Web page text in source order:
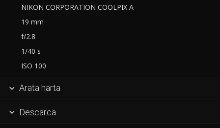
NIKON CORPORATION COOLPIX A
19 mm
f/2.8
1/40 s
ISO 100
 Arata harta
 Descarca